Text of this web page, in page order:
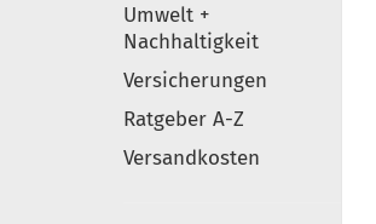
Umwelt +
Nachhaltigkeit
Versicherungen
Ratgeber A-Z
Versandkosten